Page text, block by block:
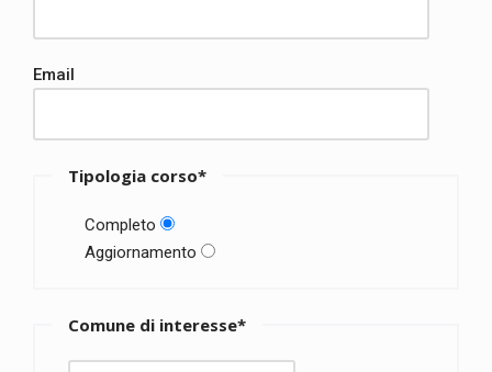
Email
Tipologia corso*
Completo
Aggiornamento
Comune di interesse*